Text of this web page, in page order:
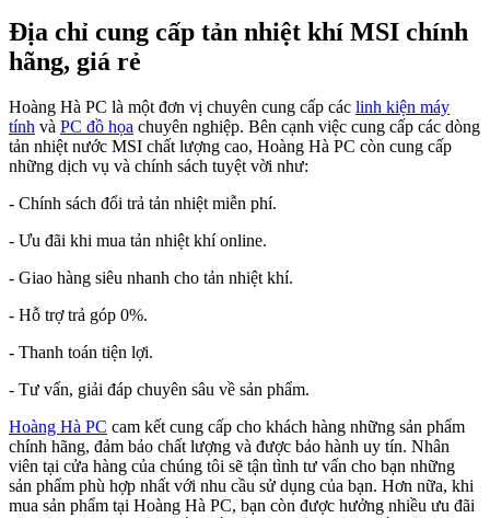
Địa chỉ cung cấp tản nhiệt khí MSI chính
hãng, giá rẻ
Hoàng Hà PC là một đơn vị chuyên cung cấp các linh kiện máy
tính và PC đồ họa chuyên nghiệp. Bên cạnh việc cung cấp các dòng
tản nhiệt nước MSI chất lượng cao, Hoàng Hà PC còn cung cấp
những dịch vụ và chính sách tuyệt vời như:
- Chính sách đổi trả tản nhiệt miễn phí.
- Ưu đãi khi mua tản nhiệt khí online.
- Giao hàng siêu nhanh cho tản nhiệt khí.
- Hỗ trợ trả góp 0%.
- Thanh toán tiện lợi.
- Tư vấn, giải đáp chuyên sâu về sản phẩm.
Hoàng Hà PC cam kết cung cấp cho khách hàng những sản phẩm
chính hãng, đảm bảo chất lượng và được bảo hành uy tín. Nhân
viên tại cửa hàng của chúng tôi sẽ tận tình tư vấn cho bạn những
sản phẩm phù hợp nhất với nhu cầu sử dụng của bạn. Hơn nữa, khi
mua sản phẩm tại Hoàng Hà PC, bạn còn được hưởng nhiều ưu đãi